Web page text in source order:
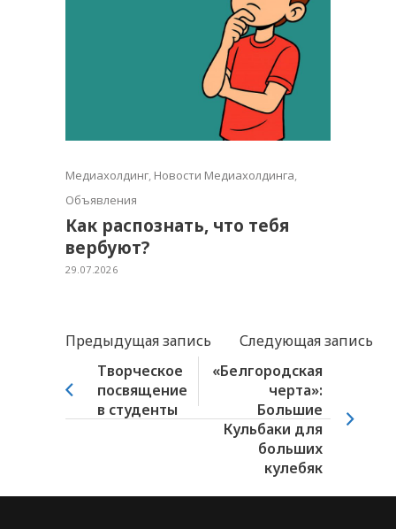
Медиахолдинг, Новости Медиахолдинга,
Объявления
Как распознать, что тебя
вербуют?
29.07.2026
Предыдущая запись
Следующая запись
Творческое
посвящение
в студенты
«Белгородская
черта»:
Большие
Кульбаки для
больших
кулебяк